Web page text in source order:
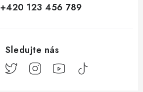
+420 123 456 789